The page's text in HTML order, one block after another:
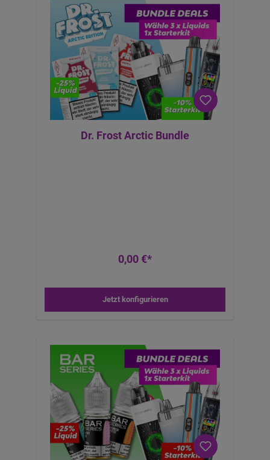
Dr. Frost Arctic Bundle
0,00 €*
Jetzt konfigurieren